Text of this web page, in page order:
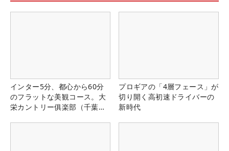
インター5分、都心から60分
のフラットな美観コース。大
栄カントリー俱楽部（千葉
プロギアの「4層フェース」が
切り開く高初速ドライバーの
新時代